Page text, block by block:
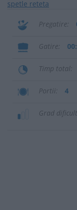
Pregatire
Gatire
Timp total
Portii 4
Grad